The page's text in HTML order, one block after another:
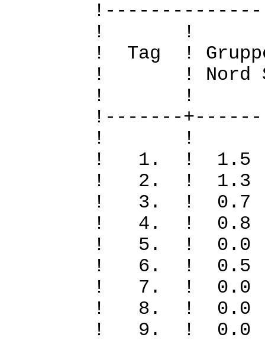
!
! Tag !
! ! Nord
!
!-------
!
! 1. ! 1.5
! 2. ! 1.3
! 3. ! 0.7
! 4. ! 0.8
! 5. ! 0.0
! 6. ! 0.5
! 7. ! 0.0
! 8. ! 0.0
! 9. ! 0.0